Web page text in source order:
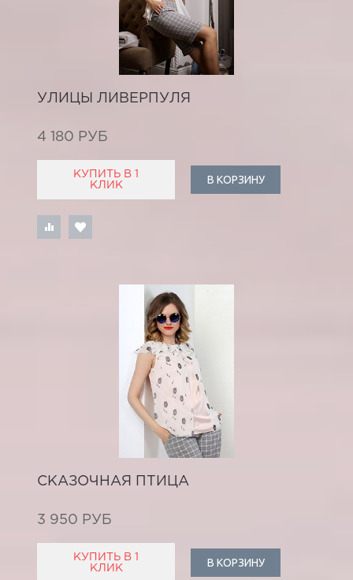
УЛИЦЫ ЛИВЕРПУЛЯ
4 180 РУБ
КУПИТЬ В 1
КЛИК
В КОРЗИНУ
СКАЗОЧНАЯ ПТИЦА
3 950 РУБ
КУПИТЬ В 1
КЛИК
В КОРЗИНУ